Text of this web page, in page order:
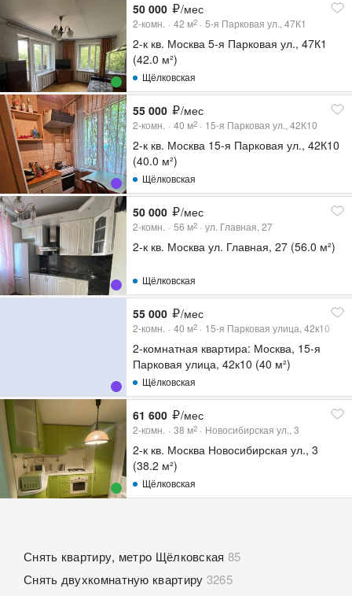
50 000 /мес
2-комн. 42 м2 5-я Парковая ул., 47К1
2-к кв. Москва 5-я Парковая ул., 47К1
(42.0 м²)
Щёлковская
55 000 /мес
2-комн. 40 м2 15-я Парковая ул., 42К10
2-к кв. Москва 15-я Парковая ул., 42К10
(40.0 м²)
Щёлковская
50 000 /мес
2-комн. 56 м2 ул. Главная, 27
2-к кв. Москва ул. Главная, 27 (56.0 м²)
Щёлковская
55 000 /мес
2-комн. 40 м2 15-я Парковая улица, 42к10
2-комнатная квартира: Москва, 15-я
Парковая улица, 42к10 (40 м²)
Щёлковская
61 600 /мес
2-комн. 38 м2 Новосибирская ул., 3
2-к кв. Москва Новосибирская ул., 3
(38.2 м²)
Щёлковская
Снять квартиру, метро Щёлковская 85
Снять двухкомнатную квартиру 3265